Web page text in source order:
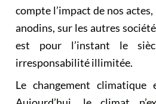
compte l’impact de nos
anodins, sur les autres
est pour l’instant le
irresponsabilité illimitée.
Le changement climatique